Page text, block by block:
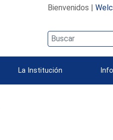
Bienvenidos |
La Institución